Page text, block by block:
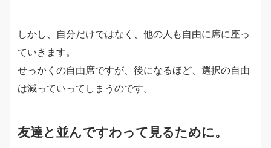
しかし、自分だけではなく、他の人も自由に席に座っ
ていきます。
せっかくの自由席ですが、後になるほど、選択の自由
は減っていってしまうのです。
友達と並んですわって見るために。